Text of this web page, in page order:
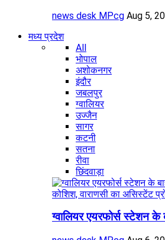
news desk MPcg Aug 5,
मध्य प्रदेश
All
भोपाल
अशोकनगर
इंदौर
जबलपुर
ग्वालियर
उज्जैन
सागर
कटनी
सतना
रीवा
छिंदवाड़ा
ग्वालियर एयरफोर्स स्टेशन